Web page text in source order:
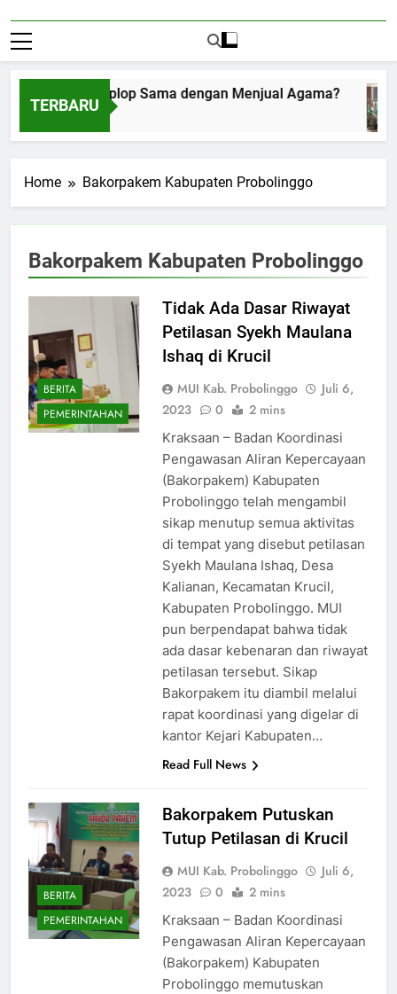
TERBARU
Menerima Amplop Sama dengan Menjual Agama?
Agustus 1, 2026
Home Bakorpakem Kabupaten Probolinggo
Bakorpakem Kabupaten Probolinggo
BERITA
PEMERINTAHAN
Tidak Ada Dasar Riwayat
Petilasan Syekh Maulana
Ishaq di Krucil
MUI Kab. Probolinggo
Juli 6,
2023
0 2 mins
Kraksaan – Badan Koordinasi
Pengawasan Aliran Kepercayaan
(Bakorpakem) Kabupaten
Probolinggo telah mengambil
sikap menutup semua aktivitas
di tempat yang disebut petilasan
Syekh Maulana Ishaq, Desa
Kalianan, Kecamatan Krucil,
Kabupaten Probolinggo. MUI
pun berpendapat bahwa tidak
ada dasar kebenaran dan riwayat
petilasan tersebut. Sikap
Bakorpakem itu diambil melalui
rapat koordinasi yang digelar di
kantor Kejari Kabupaten…
Read Full News
BERITA
PEMERINTAHAN
Bakorpakem Putuskan
Tutup Petilasan di Krucil
MUI Kab. Probolinggo
Juli 6,
2023
0 2 mins
Kraksaan – Badan Koordinasi
Pengawasan Aliran Kepercayaan
(Bakorpakem) Kabupaten
Probolinggo memutuskan